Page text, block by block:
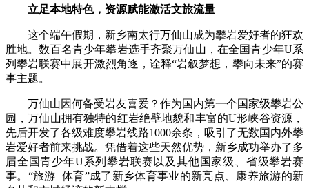
立足本地特色，资源赋能激活文旅流量
这个端午假期，新乡南太行万仙山成为攀岩爱好者的狂欢
胜地。数百名青少年攀岩选手齐聚万仙山，在全国青少年U系
列攀岩联赛中展开激烈角逐，诠释“岩叙梦想，攀向未来”的赛
事主题。
万仙山因何备受岩友喜爱？作为国内第一个国家级攀岩公
园，万仙山拥有独特的红岩绝壁地貌和丰富的U形峡谷资源，
先后开发了各级难度攀岩线路1000余条，吸引了无数国内外攀
岩爱好者前来挑战。凭借着这些天然优势，新乡成功举办了多
届全国青少年U系列攀岩联赛以及其他国家级、省级攀岩赛
事。“旅游+体育”成了新乡体育事业的新亮点、康养旅游的新